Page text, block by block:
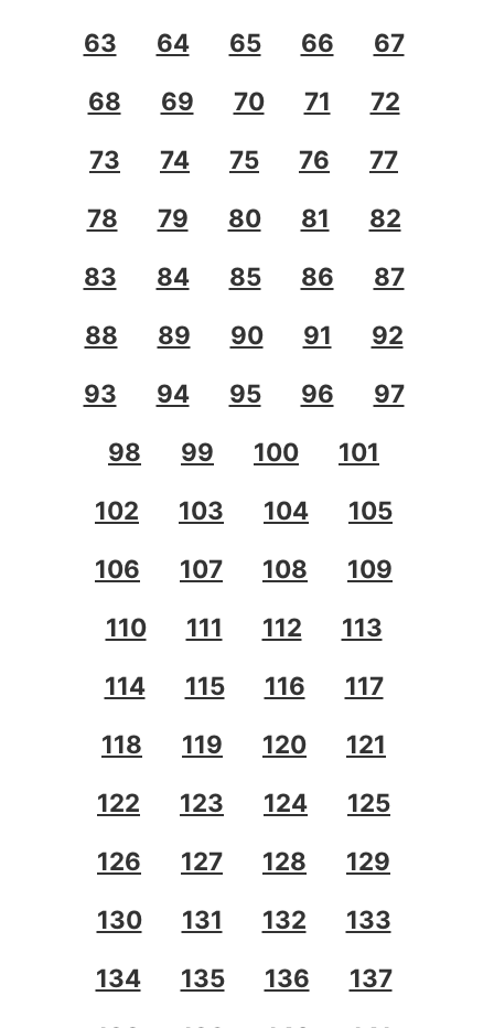
63
64 65 66
67
68
69 70 71
72
73
74 75 76
77
78
79 80 81
82
83
84 85 86
87
88
89 90 91
92
93
94 95 96
97
98
99 100
101
102
103 104
105
106
107 108
109
110
111 112
113
114
115 116
117
118
119 120
121
122
123 124
125
126
127 128
129
130
131 132
133
134
135 136
137